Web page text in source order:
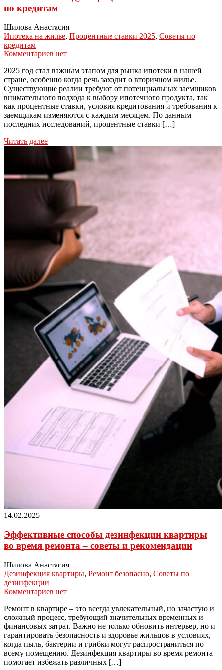
по кредитам
Шилова Анастасия
Ипотека на жилье, Процентные ставки 2025, Советы по
кредитам
Комментариев нет
2025 год стал важным этапом для рынка ипотеки в нашей
стране, особенно когда речь заходит о вторичном жилье.
Существующие реалии требуют от потенциальных заемщиков
внимательного подхода к выбору ипотечного продукта, так
как процентные ставки, условия кредитования и требования к
заемщикам изменяются с каждым месяцем. По данным
последних исследований, процентные ставки […]
Читать далее
14.02.2025
Эффективные способы дезинфекции квартиры
во время ремонта – советы и рекомендации
Шилова Анастасия
Дезинфекция квартиры, Ремонт безопасно, Советы по
дезинфекции
Комментариев нет
Ремонт в квартире – это всегда увлекательный, но зачастую и
сложный процесс, требующий значительных временных и
финансовых затрат. Важно не только обновить интерьер, но и
гарантировать безопасность и здоровье жильцов в условиях,
когда пыль, бактерии и грибки могут распространиться по
всему помещению. Дезинфекция квартиры во время ремонта
помогает избежать различных […]